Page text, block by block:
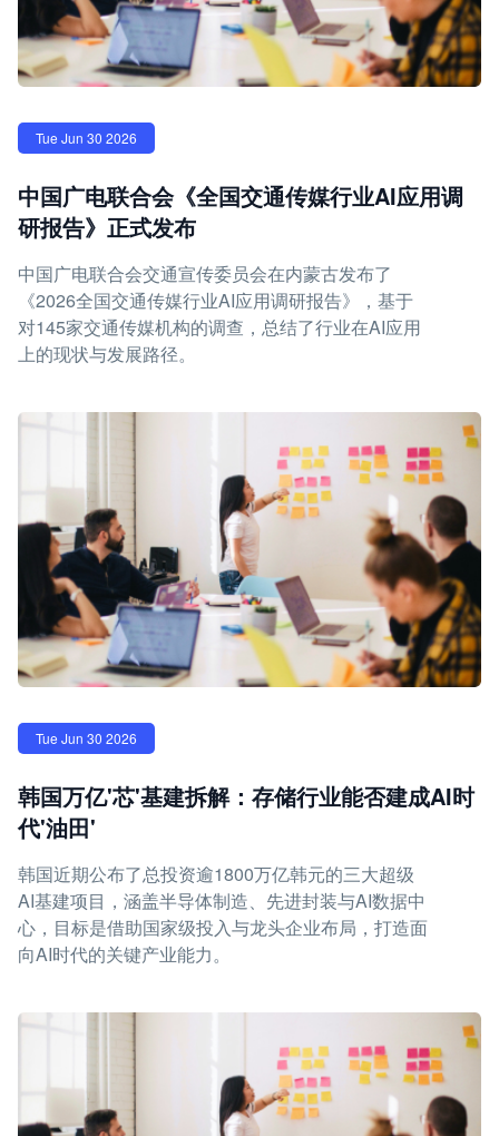
Tue Jun 30 2026
中国广电联合会《全国交通传媒行业AI应用调
研报告》正式发布
中国广电联合会交通宣传委员会在内蒙古发布了
《2026全国交通传媒行业AI应用调研报告》，基于
对145家交通传媒机构的调查，总结了行业在AI应用
上的现状与发展路径。
Tue Jun 30 2026
韩国万亿'芯'基建拆解：存储行业能否建成AI时
代'油田'
韩国近期公布了总投资逾1800万亿韩元的三大超级
AI基建项目，涵盖半导体制造、先进封装与AI数据中
心，目标是借助国家级投入与龙头企业布局，打造面
向AI时代的关键产业能力。